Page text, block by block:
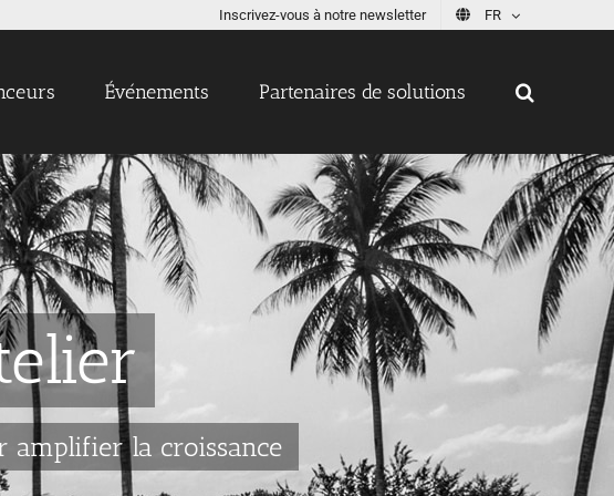
Inscrivez-vous à notre newsletter FR
Événements Partenaires de solutions
amplifier la croissance